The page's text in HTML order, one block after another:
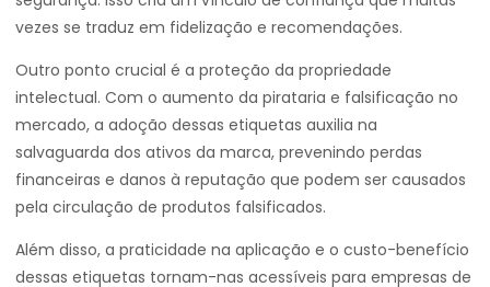
vezes se traduz em fidelização e recomendações.
Outro ponto crucial é a proteção da propriedade
intelectual. Com o aumento da pirataria e falsificação no
mercado, a adoção dessas etiquetas auxilia na
salvaguarda dos ativos da marca, prevenindo perdas
financeiras e danos à reputação que podem ser causados
pela circulação de produtos falsificados.
Além disso, a praticidade na aplicação e o custo-benefício
dessas etiquetas tornam-nas acessíveis para empresas de